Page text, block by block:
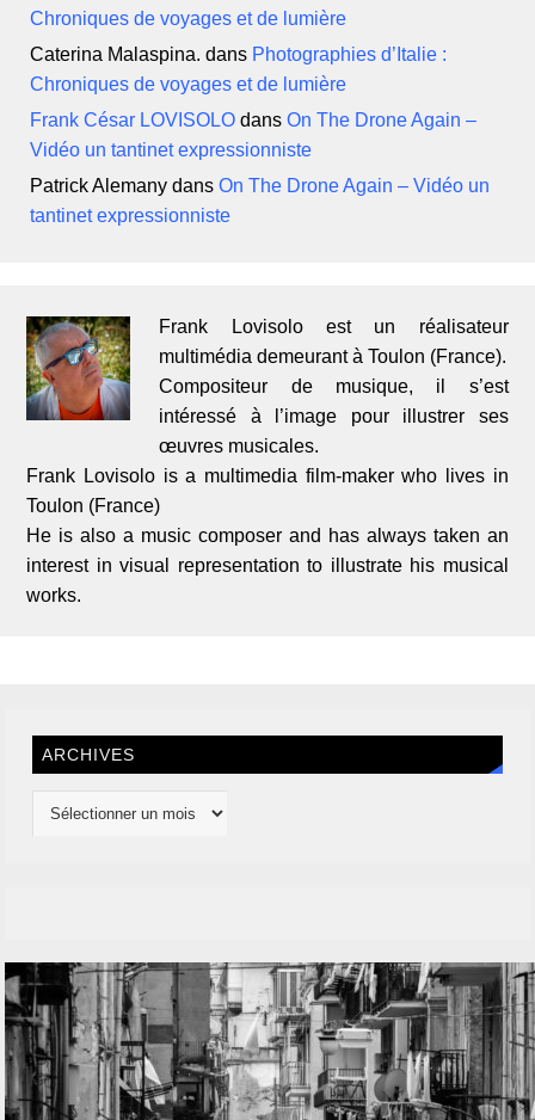
Chroniques de voyages et de lumière
Caterina Malaspina. dans Photographies d’Italie :
Chroniques de voyages et de lumière
Frank César LOVISOLO dansOn The Drone Again –
Vidéo un tantinet expressionniste
Patrick Alemany dansOn The Drone Again – Vidéo un
tantinet expressionniste
Frank Lovisolo est un réalisateur
multimédia demeurant à Toulon (France).
Compositeur de musique, il s’est
intéressé à l’image pour illustrer ses
œuvres musicales.
Frank Lovisolo is a multimedia film-maker who lives in
Toulon (France)
He is also a music composer and has always taken an
interest in visual representation to illustrate his musical
works.
ARCHIVES